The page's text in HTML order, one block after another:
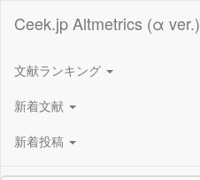
Ceek.jp Altmetrics (α ver.)
文献ランキング
新着文献
新着投稿